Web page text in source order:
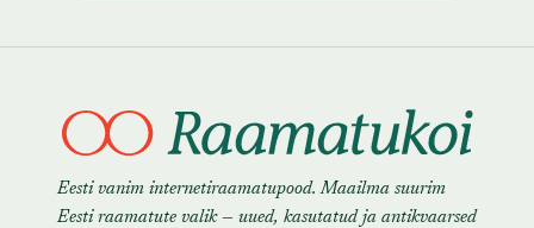
Eesti vanim internetiraamatupood. Maailma suurim
Eesti raamatute valik — uued, kasutatud ja antikvaarsed